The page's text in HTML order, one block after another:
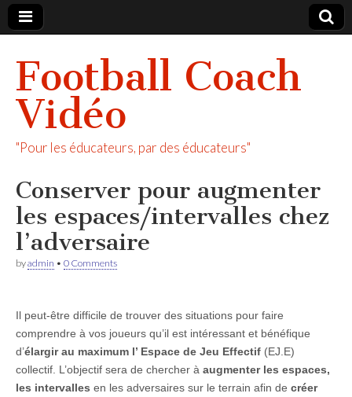
Football Coach
Vidéo
"Pour les éducateurs, par des éducateurs"
Conserver pour augmenter
les espaces/intervalles chez
l’adversaire
byadmin • 0 Comments
Il peut-être difficile de trouver des situations pour faire
comprendre à vos joueurs qu’il est intéressant et bénéfique
d’élargir au maximum l’ Espace de Jeu Effectif (EJ.E)
collectif. L’objectif sera de chercher à augmenter les espaces,
les intervalles en les adversaires sur le terrain afin de créer